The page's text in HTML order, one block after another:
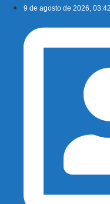
conteúdo
9 de agosto de 2026,